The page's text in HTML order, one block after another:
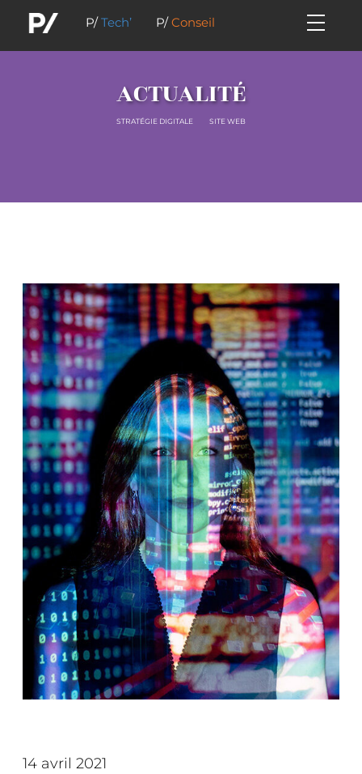
P/Tech’ P/Conseil
ACTUALITÉ
STRATÉGIE DIGITALE SITE WEB
14 avril 2021